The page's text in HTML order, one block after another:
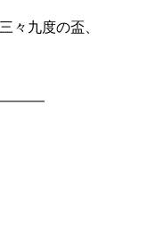
々九度の盃、